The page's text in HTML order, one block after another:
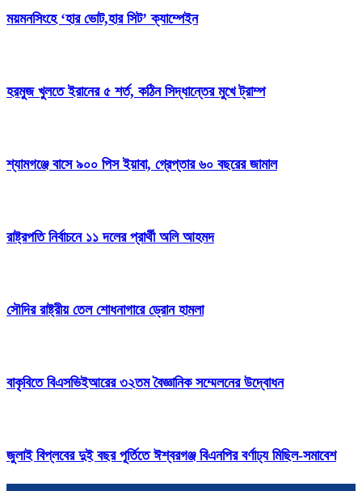
ময়মনসিংহে ‘হার ভোট,হার সিট’ ক্যাম্পেইন
হরমুজ খুলতে ইরানের ৫ শর্ত, কঠিন সিদ্ধান্তের মুখে ট্রাম্প
শ্যামগঞ্জে বাসে ৯০০ পিস ইয়াবা, গ্রেপ্তার ৬০ বছরের জামাল
রাষ্ট্রপতি নির্বাচনে ১১ দলের প্রার্থী অলি আহমদ
সৌদির রাষ্ট্রীয় তেল শোধনাগারে ড্রোন হামলা
বাকৃবিতে বিএসভিইআরের ৩২তম বৈজ্ঞানিক সম্মেলনের উদ্বোধন
জুলাই বিপ্লবের দুই বছর পূর্তিতে ঈশ্বরগঞ্জ বিএনপির বর্ণাঢ্য মিছিল-সমাবেশ